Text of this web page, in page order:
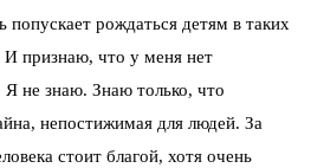
рождаться детям в таких
И признаю, что у меня нет
Я не знаю. Знаю только, что
непостижимая для людей. За
стоит благой, хотя очень